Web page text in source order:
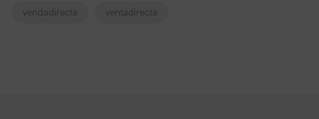
vendadirecta ventadirecta